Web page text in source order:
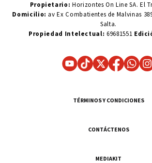
Propietario:Horizontes On Line SA. El
Domicilio: av Ex Combatientes de Malvinas
Salta.
Propiedad Intelectual: 69681551
TÉRMINOS Y CONDICIONES
CONTÁCTENOS
MEDIAKIT